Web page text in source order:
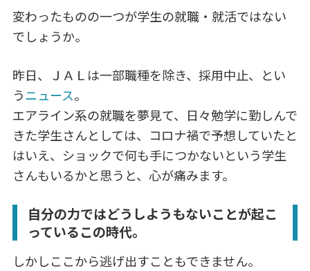
変わったものの一つが学生の就職・就活ではない
でしょうか。
昨日、ＪＡＬは一部職種を除き、採用中止、とい
うニュース。
エアライン系の就職を夢見て、日々勉学に勤しんで
きた学生さんとしては、コロナ禍で予想していたと
はいえ、ショックで何も手につかないという学生
さんもいるかと思うと、心が痛みます。
自分の力ではどうしようもないことが起こ
っているこの時代。
しかしここから逃げ出すこともできません。